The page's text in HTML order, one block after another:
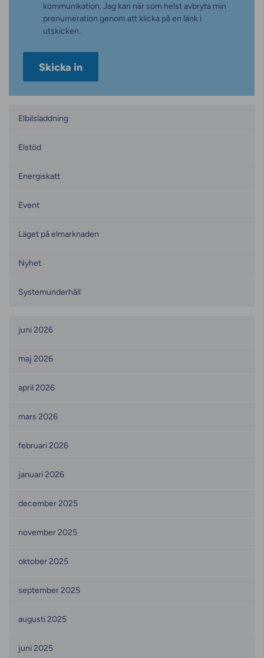
kommunikation. Jag kan när som helst avbryta min
prenumeration genom att klicka på en länk i
utskicken.
Elbilsladdning
Elstöd
Energiskatt
Event
Läget på elmarknaden
Nyhet
Systemunderhåll
juni 2026
maj 2026
april 2026
mars 2026
februari 2026
januari 2026
december 2025
november 2025
oktober 2025
september 2025
augusti 2025
juni 2025